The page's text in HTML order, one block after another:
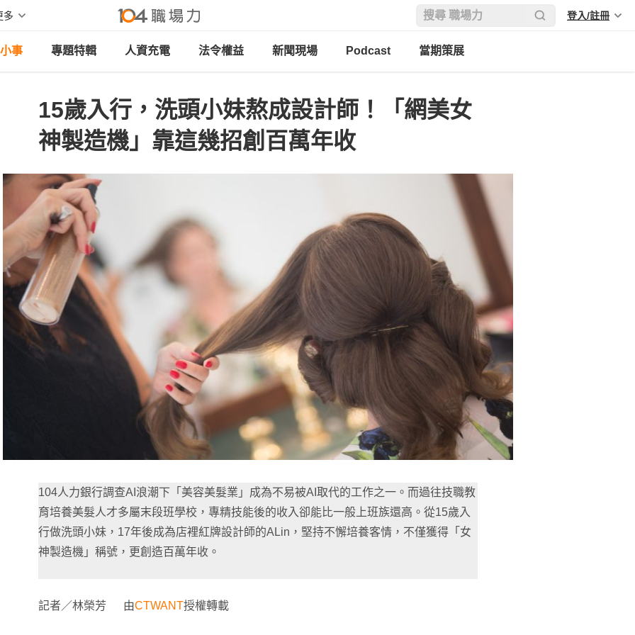
多 登入/註冊
事 專題特輯 人資充電 法令權益 新聞現場 Podcast 當期策展
15歲入行，洗頭小妹熬成設計師！「網美女
神製造機」靠這幾招創百萬年收
104人力銀行調查AI浪潮下「美容美髮業」成為不易被AI取代的工作之一。而過往技職教
育培養美髮人才多屬末段班學校，專精技能後的收入卻能比一般上班族還高。從15歲入
行做洗頭小妹，17年後成為店裡紅牌設計師的ALin，堅持不懈培養客情，不僅獲得「女
神製造機」稱號，更創造百萬年收。
記者／林榮芳 由CTWANT授權轉載